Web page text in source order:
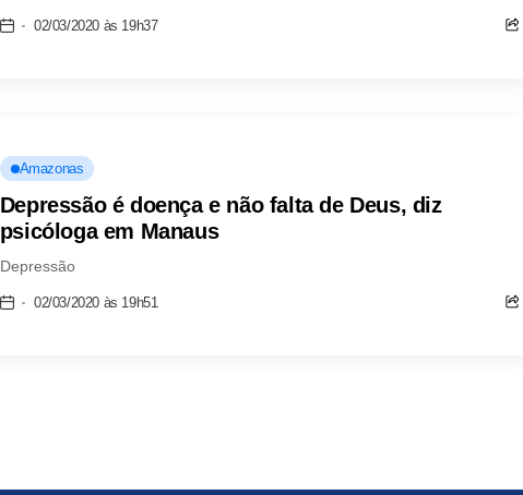
02/03/2020 às 19h37
Amazonas
Depressão é doença e não falta de Deus, diz
psicóloga em Manaus
Depressão
02/03/2020 às 19h51